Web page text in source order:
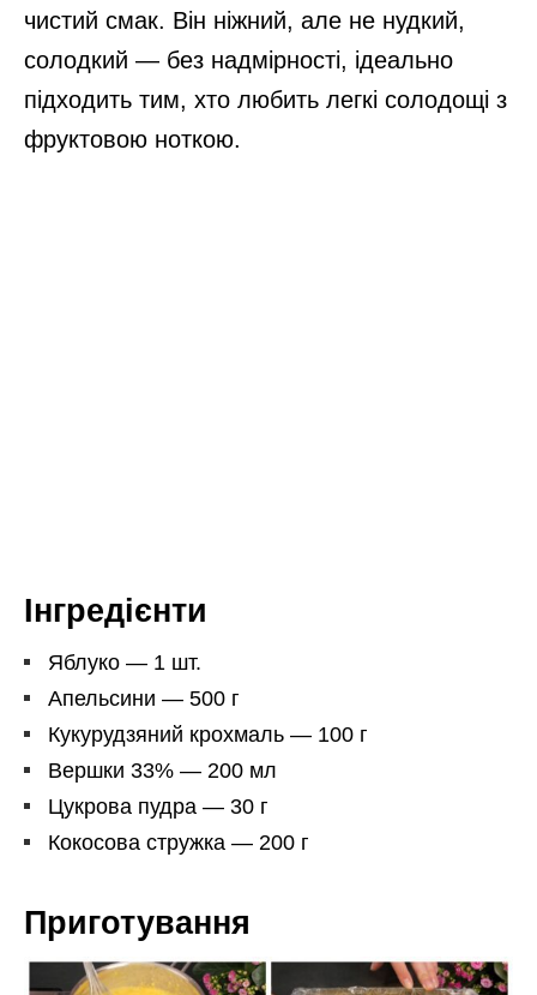
чистий смак. Він ніжний, але не нудкий,
солодкий — без надмірності, ідеально
підходить тим, хто любить легкі солодощі з
фруктовою ноткою.
Інгредієнти
Яблуко — 1 шт.
Апельсини — 500 г
Кукурудзяний крохмаль — 100 г
Вершки 33% — 200 мл
Цукрова пудра — 30 г
Кокосова стружка — 200 г
Приготування